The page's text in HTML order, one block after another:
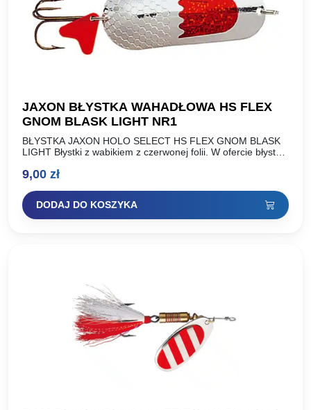
JAXON BŁYSTKA WAHADŁOWA HS FLEX
GNOM BLASK LIGHT NR1
BŁYSTKA JAXON HOLO SELECT HS FLEX GNOM BLASK
LIGHT Błystki z wabikiem z czerwonej folii. W ofercie błystki
9,00 zł
DODAJ DO KOSZYKA